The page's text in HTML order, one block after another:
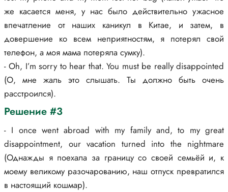
же касается меня, у нас было действительно ужасное
впечатление от наших каникул в Китае, и затем, в
довершение ко всем неприятностям, я потерял свой
телефон, а моя мама потеряла сумку).
- Oh, I’m sorry to hear that. You must be really disappointed
(О, мне жаль это слышать. Ты должно быть очень
расстроился).
Решение #3
- I once went abroad with my family and, to my great
disappointment, our vacation turned into the nightmare
(Однажды я поехала за границу со своей семьёй и, к
моему великому разочарованию, наш отпуск превратился
в настоящий кошмар).